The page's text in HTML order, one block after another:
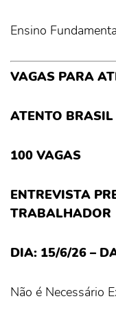
Ensino
VAGAS PARA
ATENTO BRASIL
100 VAGAS
ENTREVISTA
TRABALHADOR
DIA: 15/6/26 –
Não é Necessário